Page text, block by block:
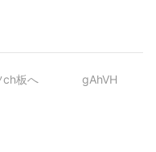
ch板へ gAhVH